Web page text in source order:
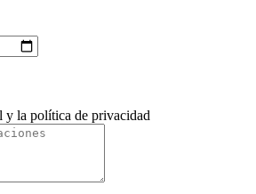
y la política de privacidad